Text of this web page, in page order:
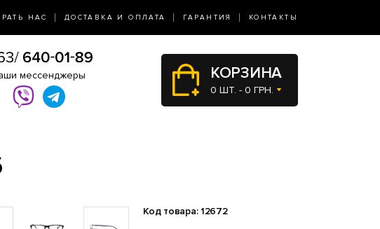
НАС ДОСТАВКА И ОПЛАТА ГАРАНТИЯ КОНТАКТЫ
мессенджеры КОРЗИНА
0 ШТ. - 0 ГРН.
Код товара: 12672